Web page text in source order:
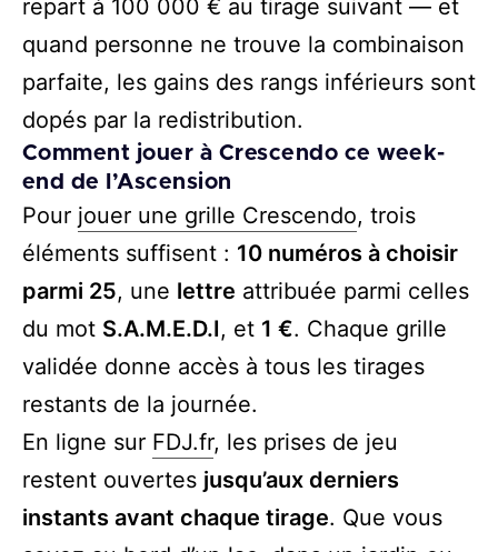
repart à 100 000 € au tirage suivant — et
quand personne ne trouve la combinaison
parfaite, les gains des rangs inférieurs sont
dopés par la redistribution.
Comment jouer à Crescendo ce week-
end de l’Ascension
Pour jouer une grille Crescendo, trois
éléments suffisent : 10 numéros à choisir
parmi 25, une lettre attribuée parmi celles
du mot S.A.M.E.D.I, et 1 €. Chaque grille
validée donne accès à tous les tirages
restants de la journée.
En ligne sur FDJ.fr, les prises de jeu
restent ouvertes jusqu’aux derniers
instants avant chaque tirage. Que vous